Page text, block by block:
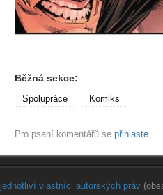
Běžná sekce:
Spolupráce Komiks
Pro psaní komentářů se přihlaste
jednotliví vlastníci autorských práv